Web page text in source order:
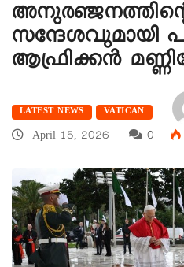
സന്ദേശവുമായി
ആഫ്രിക്കന്‍
LATEST NEWS VATICAN
April 15, 2026
0